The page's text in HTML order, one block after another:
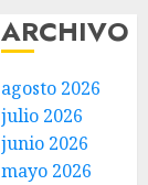
ARCHIVO
agosto 2026
julio 2026
junio 2026
mayo 2026